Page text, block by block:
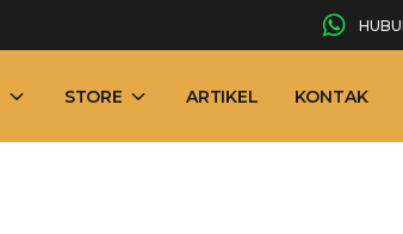
STORE ARTIKEL KONTAK